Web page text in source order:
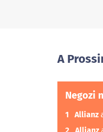
A
Negozi
1 Allianz